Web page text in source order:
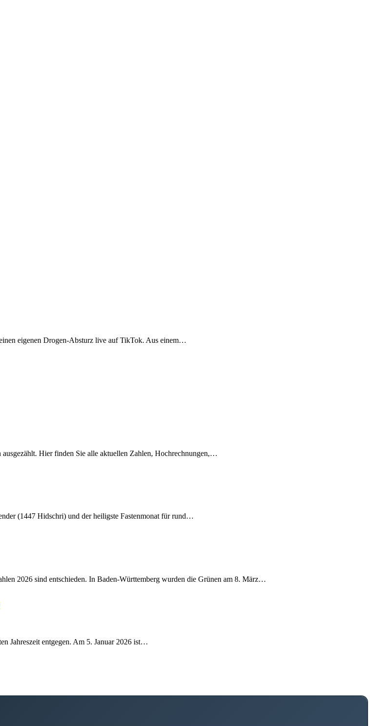
eigenen Drogen-Absturz live auf TikTok. Aus einem…
Hier finden Sie alle aktuellen Zahlen, Hochrechnungen,…
(1447 Hidschri) und der heiligste Fastenmonat für rund…
2026 sind entschieden. In Baden-Württemberg wurden die Grünen am 8. März…
Jahreszeit entgegen. Am 5. Januar 2026 ist…